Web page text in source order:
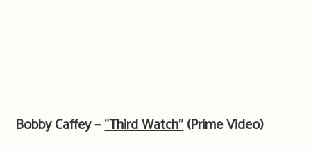
Bobby Caffey –“Third Watch”(Prime Video)